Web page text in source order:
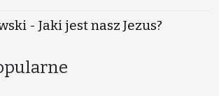
- Jaki jest nasz Jezus?